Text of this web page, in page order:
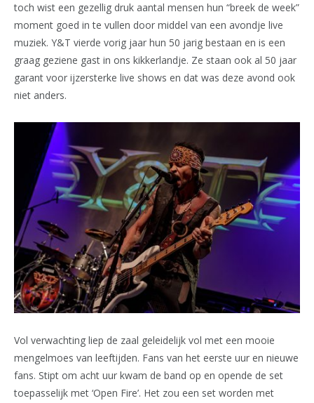
toch wist een gezellig druk aantal mensen hun “breek de week”
moment goed in te vullen door middel van een avondje live
muziek. Y&T vierde vorig jaar hun 50 jarig bestaan en is een
graag geziene gast in ons kikkerlandje. Ze staan ook al 50 jaar
garant voor ijzersterke live shows en dat was deze avond ook
niet anders.
Vol verwachting liep de zaal geleidelijk vol met een mooie
mengelmoes van leeftijden. Fans van het eerste uur en nieuwe
fans. Stipt om acht uur kwam de band op en opende de set
toepasselijk met ‘Open Fire’. Het zou een set worden met